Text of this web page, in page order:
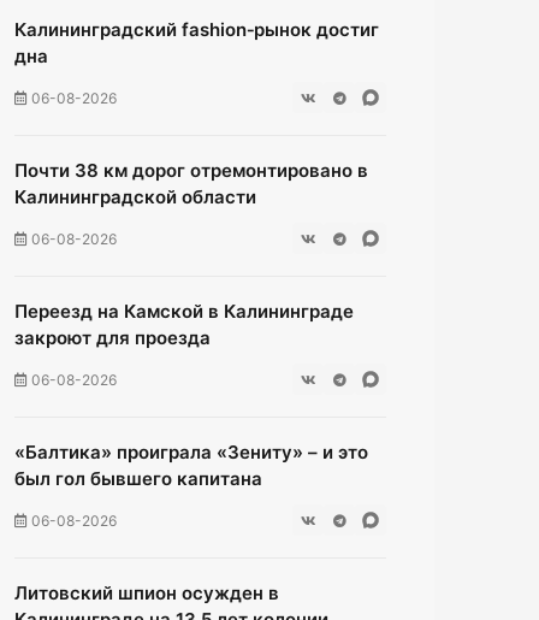
Калининградский fashion‑рынок достиг
дна
06-08-2026
Почти 38 км дорог отремонтировано в
Калининградской области
06-08-2026
Переезд на Камской в Калининграде
закроют для проезда
06-08-2026
«Балтика» проиграла «Зениту» – и это
был гол бывшего капитана
06-08-2026
Литовский шпион осужден в